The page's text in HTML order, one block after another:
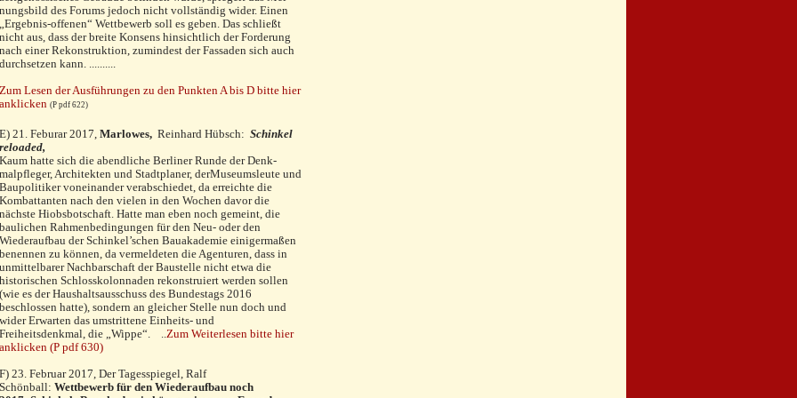
nungsbild des Forums jedoch nicht vollständig wider. Einen
„Ergebnis-offenen“ Wettbewerb soll es geben. Das schließt
nicht aus, dass der breite Konsens hinsichtlich der For­derung
nach einer Rekonstruktion, zumindest der Fas­saden sich auch
durchsetzen kann. ..........
Zum Lesen der Ausführungen zu den Punkten A bis D bitte hier
anklicken (P pdf 622)
E) 21. Feburar 2017, Marlowes, Reinhard Hübsch: Schinkel
reloaded,
Kaum hatte sich die abendliche Berliner Runde der Denk­
malpfleger, Architekten und Stadtplaner, derMuseumsleute und
Baupolitiker voneinander verab­schie­det, da erreichte die
Kombattanten nach den vielen in den Wochen davor die
nächste Hiobsbotschaft. Hatte man eben noch gemeint, die
baulichen Rahmenbedingungen für den Neu- oder den
Wiederaufbau der Schinkel’schen Bauakademie einigermaßen
benennen zu können, da ver­meldeten die Agenturen, dass in
unmittelbarer Nach­bar­schaft der Baustelle nicht etwa die
historischen Schloss­kolonnaden rekonstruiert werden sollen
(wie es der Haus­haltsausschuss des Bundestags 2016
beschlossen hatte), sondern an gleicher Stelle nun doch und
wider Erwarten das umstrittene Einheits- und
Freiheitsdenkmal, die „Wippe“. ..Zum Weiterlesen bitte hier
anklicken (P pdf 630)
F) 23. Februar 2017, Der Tagesspiegel, Ralf
Schönball: Wettbewerb für den Wiederaufbau noch